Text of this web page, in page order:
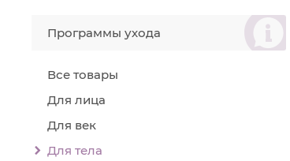
စ
Программы ухода
Все товары
Для лица
Для век
Для тела